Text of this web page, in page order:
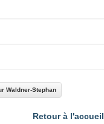
Waldner-Stephan
Retour à l'accueil